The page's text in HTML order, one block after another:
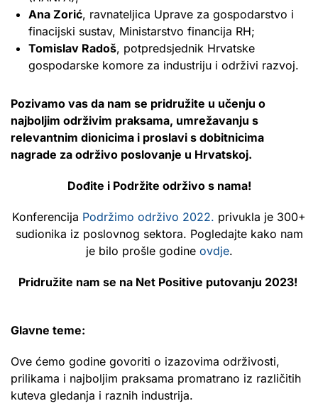
Ana Zorić, ravnateljica Uprave za gospodarstvo i
finacijski sustav, Ministarstvo financija RH;
Tomislav Radoš, potpredsjednik Hrvatske
gospodarske komore za industriju i održivi razvoj.
Pozivamo vas da nam se pridružite u učenju o
najboljim održivim praksama, umrežavanju s
relevantnim dionicima i proslavi s dobitnicima
nagrade za održivo poslovanje u Hrvatskoj.
Dođite i Podržite održivo s nama!
Konferencija Podržimo održivo 2022. privukla je 300+
sudionika iz poslovnog sektora. Pogledajte kako nam
je bilo prošle godine ovdje.
Pridružite nam se na Net Positive putovanju 2023!
Glavne teme:
Ove ćemo godine govoriti o izazovima održivosti,
prilikama i najboljim praksama promatrano iz različitih
kuteva gledanja i raznih industrija.